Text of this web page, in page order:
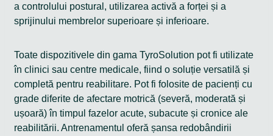
a controlului postural, utilizarea activă a forței și a
sprijinului membrelor superioare și inferioare.
Toate dispozitivele din gama TyroSolution pot fi utilizate
în clinici sau centre medicale, fiind o soluție versatilă și
completă pentru reabilitare. Pot fi folosite de pacienți cu
grade diferite de afectare motrică (severă, moderată și
ușoară) în timpul fazelor acute, subacute și cronice ale
reabilitării. Antrenamentul oferă șansa redobândirii